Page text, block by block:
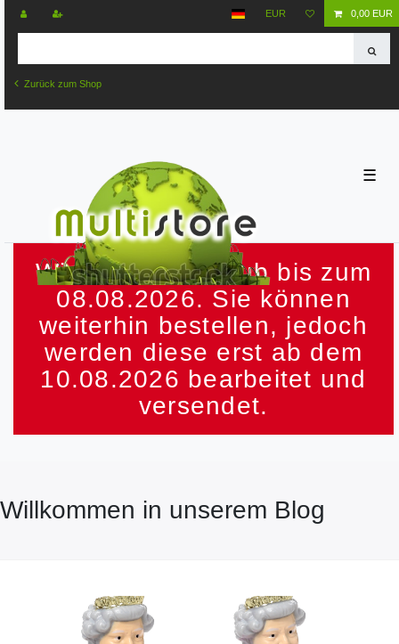
Zurück zum Shop
EUR 0,00 EUR
☰
Wir machen Urlaub bis zum
08.08.2026. Sie können
weiterhin bestellen, jedoch
werden diese erst ab dem
10.08.2026 bearbeitet und
versendet.
Willkommen in unserem Blog